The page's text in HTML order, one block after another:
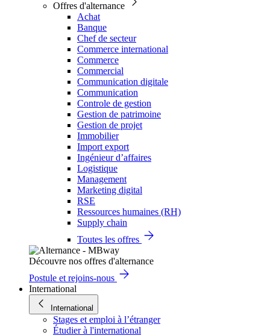
Offres d'alternance
Achat
Banque
Chef de secteur
Commerce international
Commerce
Commercial
Communication digitale
Communication
Controle de gestion
Gestion de patrimoine
Gestion de projet
Immobilier
Import export
Ingénieur d’affaires
Logistique
Management
Marketing digital
RSE
Ressources humaines (RH)
Supply chain
Toutes les offres
Découvre nos offres d'alternance
Postule et rejoins-nous
International
International
Stages et emploi à l’étranger
Étudier à l'international